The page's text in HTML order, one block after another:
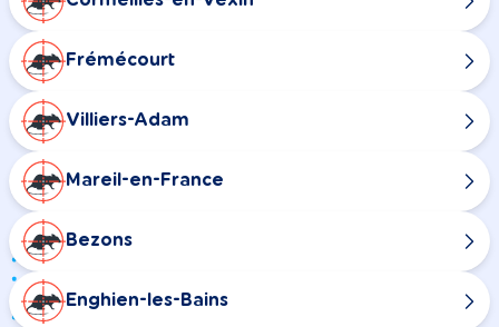
Frémécourt
Villiers-Adam
Mareil-en-France
Bezons
Enghien-les-Bains